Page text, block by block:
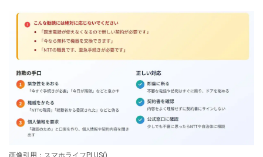
画像引用：スマホライフPLUS()